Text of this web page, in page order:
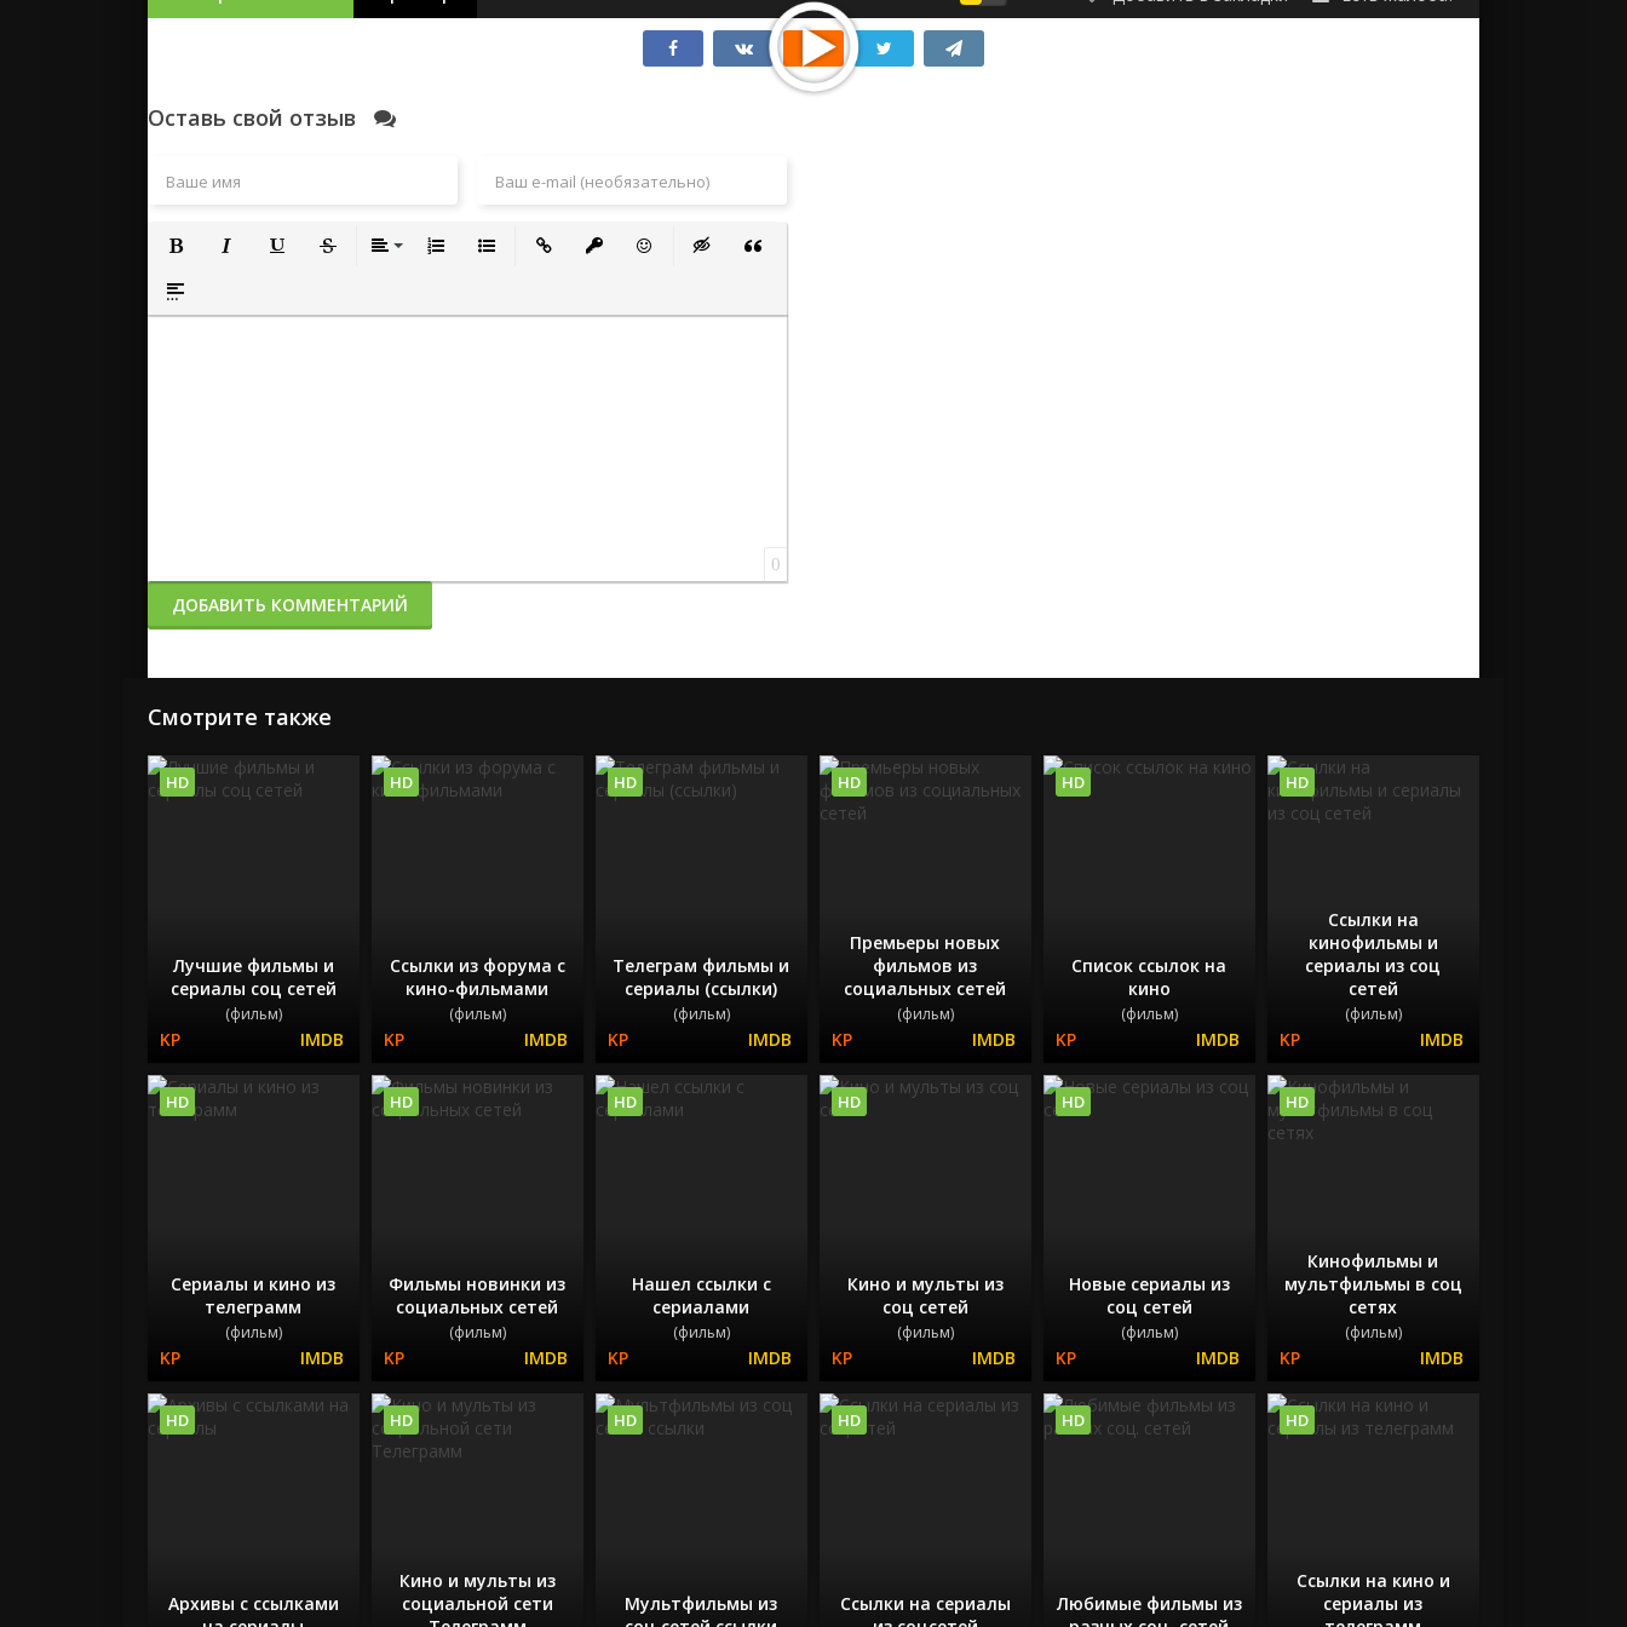
Сериал нравится моей девушке
Фильмы боевики смотреть
Смотрел этот сериал один
Сериал понравился моей супруге
Фильм понравился братьям
Эта картина понравилась коллегам
Сериал понравился бабушке
Фильмы русские онлайн
Оставь свой отзыв
Полужирный
Вставка спойлера
0
ДОБАВИТЬ КОММЕНТАРИЙ
Смотрите также
Лучшие фильмы и
сериалы соц сетей
(фильм)
HD
Ссылки из форума с
кино-фильмами
(фильм)
HD
Телеграм фильмы и
сериалы (ссылки)
(фильм)
HD
Премьеры новых
фильмов из
социальных сетей
(фильм)
HD
Список ссылок на
кино
(фильм)
HD
Ссылки на
кинофильмы и
сериалы из соц
сетей
(фильм)
HD
Сериалы и кино из
телеграмм
(фильм)
HD
Фильмы новинки из
социальных сетей
(фильм)
HD
Нашел ссылки с
сериалами
(фильм)
HD
Кино и мульты из
соц сетей
(фильм)
HD
Новые сериалы из
соц сетей
(фильм)
HD
Кинофильмы и
мультфильмы в соц
сетях
(фильм)
HD
Архивы с ссылками
HD
Кино и мульты из
социальной сети
HD
Мультфильмы из
HD
Ссылки на сериалы
HD
Любимые фильмы из
HD
Ссылки на кино и
сериалы из
HD